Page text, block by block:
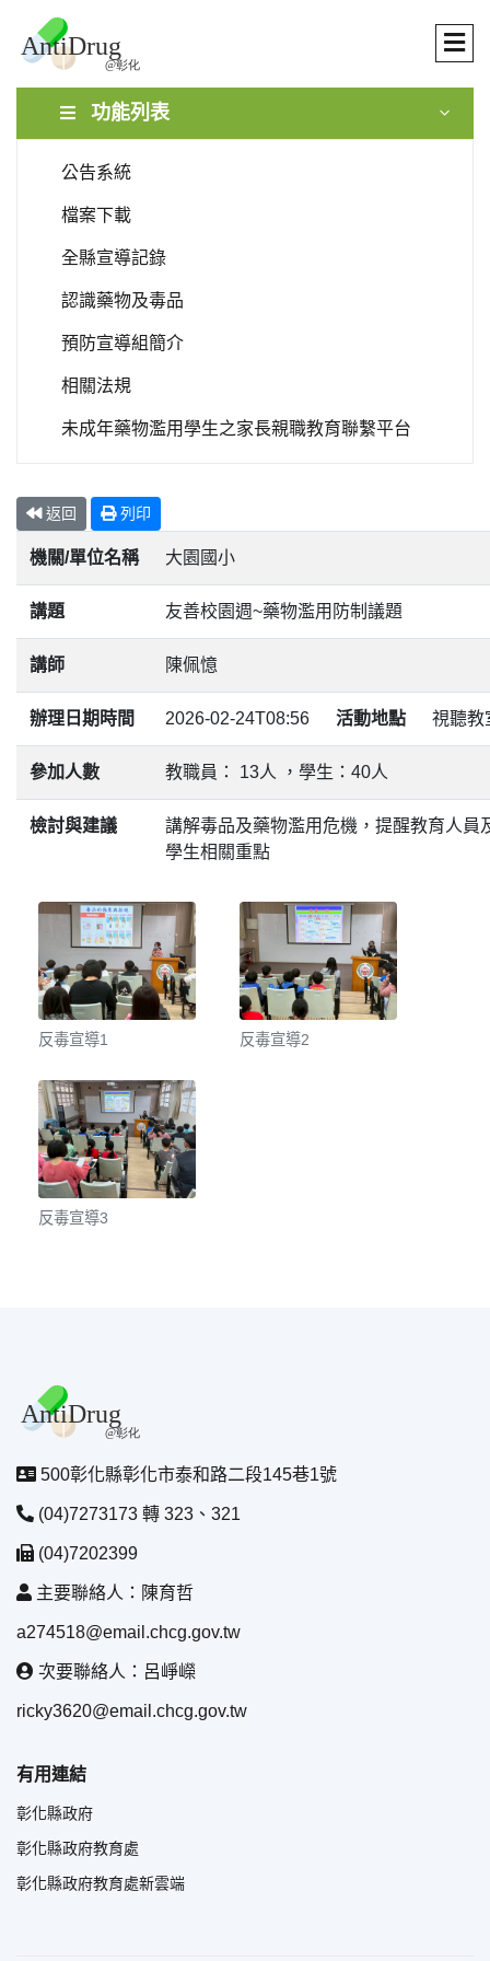
功能列表
公告系統
檔案下載
全縣宣導記錄
認識藥物及毒品
預防宣導組簡介
相關法規
未成年藥物濫用學生之家長親職教育聯繫平台
返回 列印
機關/單位名稱 大園國小
講題 友善校園週~藥物濫用防制議題
講師 陳佩憶
辦理日期時間 2026-02-24T08:56 活動地點 視聽教
參加人數 教職員： 13人 ，學生：40人
檢討與建議
講解毒品及藥物濫用危機，提醒教育人員
學生相關重點
反毒宣導1 反毒宣導2
反毒宣導3
500彰化縣彰化市泰和路二段145巷1號
(04)7273173 轉 323、321
(04)7202399
主要聯絡人：陳育哲
a274518@email.chcg.gov.tw
次要聯絡人：呂崢嶸
ricky3620@email.chcg.gov.tw
有用連結
彰化縣政府
彰化縣政府教育處
彰化縣政府教育處新雲端